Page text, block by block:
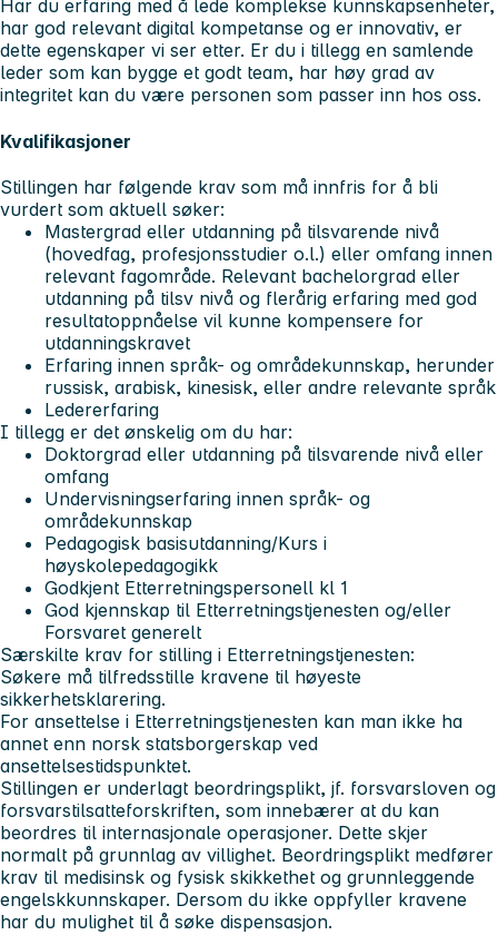
Har du erfaring med å lede komplekse kunnskapsenheter,
har god relevant digital kompetanse og er innovativ, er
dette egenskaper vi ser etter. Er du i tillegg en samlende
leder som kan bygge et godt team, har høy grad av
integritet kan du være personen som passer inn hos oss.
Kvalifikasjoner
Stillingen har følgende krav som må innfris for å bli
vurdert som aktuell søker:
Mastergrad eller utdanning på tilsvarende nivå
(hovedfag, profesjonsstudier o.l.) eller omfang innen
relevant fagområde. Relevant bachelorgrad eller
utdanning på tilsv nivå og flerårig erfaring med god
resultatoppnåelse vil kunne kompensere for
utdanningskravet
Erfaring innen språk- og områdekunnskap, herunder
russisk, arabisk, kinesisk, eller andre relevante språk
Ledererfaring
I tillegg er det ønskelig om du har:
Doktorgrad eller utdanning på tilsvarende nivå eller
omfang
Undervisningserfaring innen språk- og
områdekunnskap
Pedagogisk basisutdanning/Kurs i
høyskolepedagogikk
Godkjent Etterretningspersonell kl 1
God kjennskap til Etterretningstjenesten og/eller
Forsvaret generelt
Særskilte krav for stilling i Etterretningstjenesten:
Søkere må tilfredsstille kravene til høyeste
sikkerhetsklarering.
For ansettelse i Etterretningstjenesten kan man ikke ha
annet enn norsk statsborgerskap ved
ansettelsestidspunktet.
Stillingen er underlagt beordringsplikt, jf. forsvarsloven og
forsvarstilsatteforskriften, som innebærer at du kan
beordres til internasjonale operasjoner. Dette skjer
normalt på grunnlag av villighet. Beordringsplikt medfører
krav til medisinsk og fysisk skikkethet og grunnleggende
engelskkunnskaper. Dersom du ikke oppfyller kravene
har du mulighet til å søke dispensasjon.